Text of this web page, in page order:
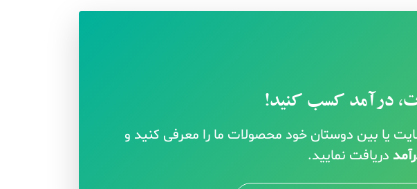
درآمد کسب کنید!
یا بین دوستان خود محصولات ما را معرفی کنید و
دریافت نمایید.